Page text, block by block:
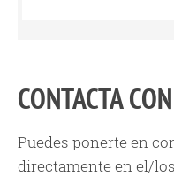
CONTACTA
Puedes ponerte en
directamente en el/